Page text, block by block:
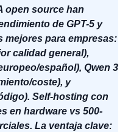
open source han
de GPT-5 y
mejores para empresas:
calidad general),
español), Qwen 3
coste), y
Self-hosting con
en hardware vs 500-
La ventaja clave: